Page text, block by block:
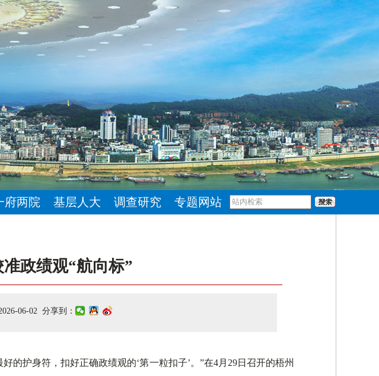
府两院 基层人大 调查研究 专题网站
政绩观“航向标”
06-02 分享到：
的护身符，扣好正确政绩观的‘第一粒扣子’。”在4月29日召开的梧州